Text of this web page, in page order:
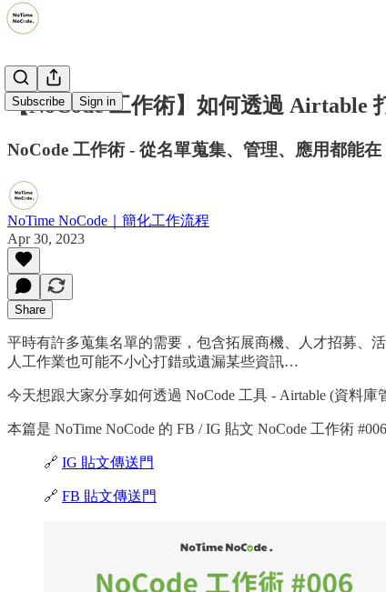
Subscribe Sign in
【NoCode 工作術】如何透過 Airtable
NoCode 工作術 - 從名單蒐集、管理、應用都能
NoTime NoCode｜簡化工作流程
Apr 30, 2023
Share
平時有許多蒐集名單的需要，包含拓展商機、人才招募、
人工作業也可能不小心打錯或遺漏某些資訊…
今天想跟大家分享如何透過 NoCode 工具 - Airtable (資料
本篇是 NoTime NoCode 的 FB / IG 貼文 NoCode 工作術
🔗 IG 貼文傳送門
🔗 FB 貼文傳送門